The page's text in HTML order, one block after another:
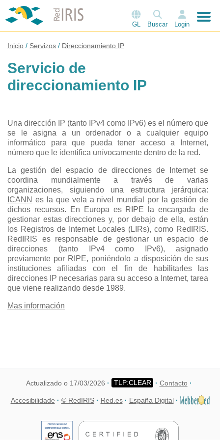
GL Buscar Login
Inicio Servizos Direccionamiento IP
Servicio de
direccionamiento IP
Una dirección IP (tanto IPv4 como IPv6) es el número que
se le asigna a un ordenador o a cualquier equipo
informático para que pueda tener acceso a Internet,
número que le identifica unívocamente dentro de la red.
La gestión del espacio de direcciones de Internet se
coordina mundialmente a través de varias
organizaciones, siguiendo una estructura jerárquica:
ICANN es la que vela a nivel mundial por la gestión de
dichos recursos. En Europa es RIPE la encargada de
gestionar estas direcciones y, por debajo de ella, están
los Registros de Internet Locales (LIRs), como RedIRIS.
RedIRIS es responsable de gestionar un espacio de
direcciones (tanto IPv4 como IPv6), asignado
previamente por RIPE, poniéndolo a disposición de sus
instituciones afiliadas con el fin de habilitarles las
direcciones IP necesarias para su acceso a Internet, tarea
que viene realizando desde 1989.
Mas información
Actualizado o 17/03/2026 Contacto
Accesibilidade © RedIRIS Red.es España Digital